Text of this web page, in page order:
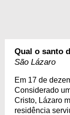
Qual o santo
São Lázaro
Em 17 de
Considerado
Cristo, Lázaro
residência